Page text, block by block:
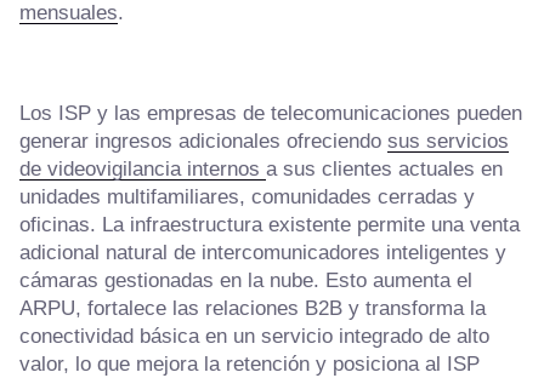
mensuales.
Los ISP y las empresas de telecomunicaciones pueden
generar ingresos adicionales ofreciendo sus servicios
de videovigilancia internos a sus clientes actuales en
unidades multifamiliares, comunidades cerradas y
oficinas. La infraestructura existente permite una venta
adicional natural de intercomunicadores inteligentes y
cámaras gestionadas en la nube. Esto aumenta el
ARPU, fortalece las relaciones B2B y transforma la
conectividad básica en un servicio integrado de alto
valor, lo que mejora la retención y posiciona al ISP